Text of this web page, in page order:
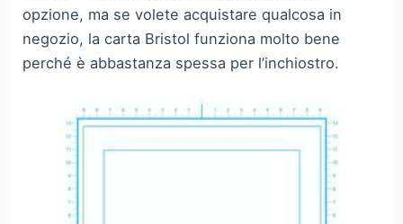
opzione, ma se volete acquistare qualcosa in
negozio, la carta Bristol funziona molto bene
perché è abbastanza spessa per l’inchiostro.